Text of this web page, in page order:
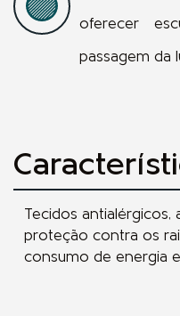
oferecer
passagem da
Tecidos antialérgicos,
proteção contra os
consumo de energia